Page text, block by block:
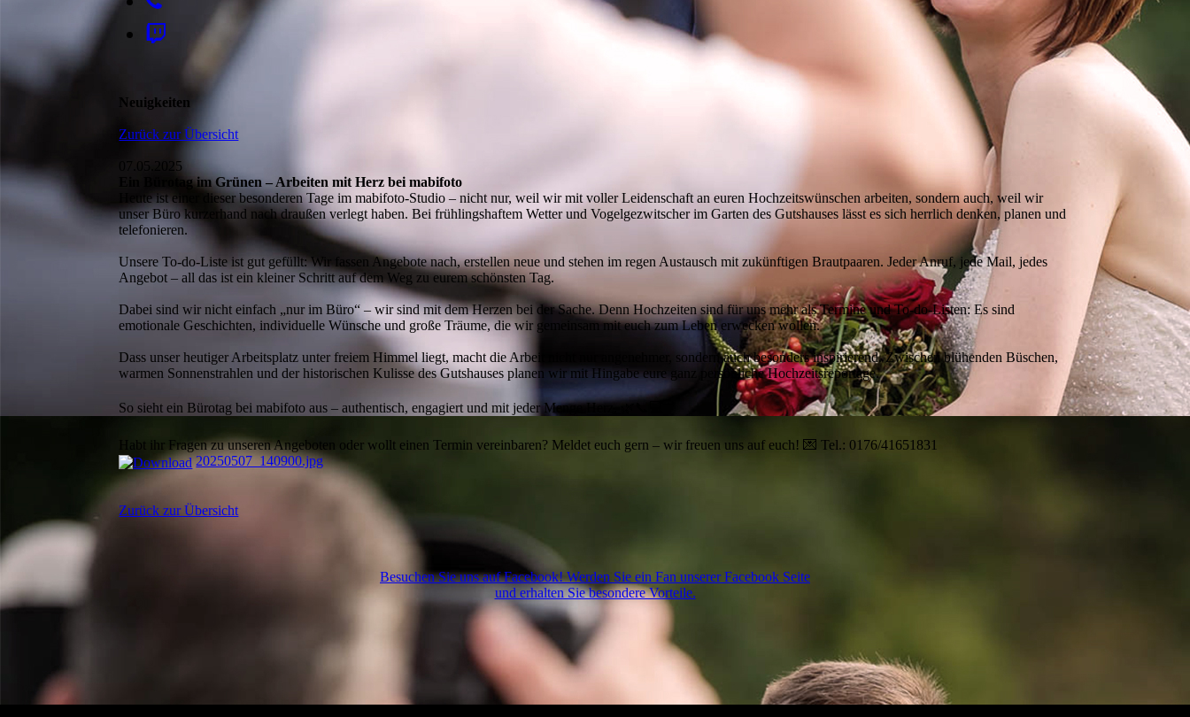
Neuigkeiten
Zurück zur Übersicht
07.05.2025
Ein Bürotag im Grünen – Arbeiten mit Herz bei mabifoto
Heute ist einer dieser besonderen Tage im mabifoto-Studio – nicht nur, weil wir mit voller Leidenschaft an euren Hochzeitswünschen arbeiten, sondern auch, weil wir
unser Büro kurzerhand nach draußen verlegt haben. Bei frühlingshaftem Wetter und Vogelgezwitscher im Garten des Gutshauses lässt es sich herrlich denken, planen und
telefonieren.
Unsere To-do-Liste ist gut gefüllt: Wir fassen Angebote nach, erstellen neue und stehen im regen Austausch mit zukünftigen Brautpaaren. Jeder Anruf, jede Mail, jedes
Angebot – all das ist ein kleiner Schritt auf dem Weg zu eurem schönsten Tag.
Dabei sind wir nicht einfach „nur im Büro“ – wir sind mit dem Herzen bei der Sache. Denn Hochzeiten sind für uns mehr als Termine und To-do-Listen: Es sind
emotionale Geschichten, individuelle Wünsche und große Träume, die wir gemeinsam mit euch zum Leben erwecken wollen.
Dass unser heutiger Arbeitsplatz unter freiem Himmel liegt, macht die Arbeit nicht nur angenehmer, sondern auch besonders inspirierend. Zwischen blühenden Büschen,
warmen Sonnenstrahlen und der historischen Kulisse des Gutshauses planen wir mit Hingabe eure ganz persönliche Hochzeitsreportage.
So sieht ein Bürotag bei mabifoto aus – authentisch, engagiert und mit jeder Menge Herz. 🌿📞💻
Habt ihr Fragen zu unseren Angeboten oder wollt einen Termin vereinbaren? Meldet euch gern – wir freuen uns auf euch! 💌 Tel.: 0176/41651831
20250507_140900.jpg
Zurück zur Übersicht
Besuchen Sie uns auf Facebook! Werden Sie ein Fan unserer Facebook Seite
und erhalten Sie besondere Vorteile.